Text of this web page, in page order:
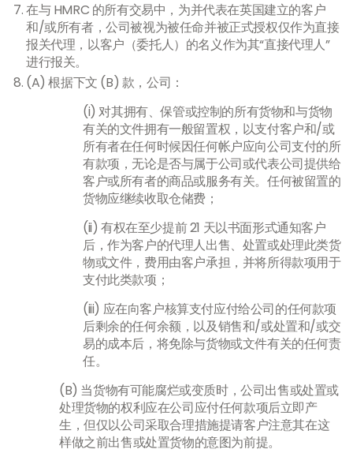
在与 HMRC 的所有交易中，为并代表在英国建立的客户
和/或所有者，公司被视为被任命并被正式授权仅作为直接
报关代理，以客户（委托人）的名义作为其“直接代理人”
进行报关。
(A) 根据下文 (B) 款，公司：
(i) 对其拥有、保管或控制的所有货物和与货物
有关的文件拥有一般留置权，以支付客户和/或
所有者在任何时候因任何帐户应向公司支付的所
有款项，无论是否与属于公司或代表公司提供给
客户或所有者的商品或服务有关。任何被留置的
货物应继续收取仓储费；
(ii) 有权在至少提前 21 天以书面形式通知客户
后，作为客户的代理人出售、处置或处理此类货
物或文件，费用由客户承担，并将所得款项用于
支付此类款项；
(iii) 应在向客户核算支付应付给公司的任何款项
后剩余的任何余额，以及销售和/或处置和/或交
易的成本后，将免除与货物或文件有关的任何责
任。
(B) 当货物有可能腐烂或变质时，公司出售或处置或
处理货物的权利应在公司应付任何款项后立即产
生，但仅以公司采取合理措施提请客户注意其在这
样做之前出售或处置货物的意图为前提。